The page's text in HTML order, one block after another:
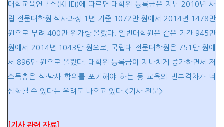
대학교육연구소(KHEI)에 따르면 대학원 등록금은 지난 2010년 사
립 전문대학원 석사과정 1년 기준 1072만 원에서 2014년 1478만
원으로 무려 400만 원가량 올랐다. 일반대학원은 같은 기간 945만
원에서 2014년 1043만 원으로, 국립대 전문대학원은 751만 원에
서 896만 원으로 올랐다. 대학원 등록금이 지나치게 증가하면서 저
소득층은 석·박사 학위를 포기해야 하는 등 교육의 빈부격차가 더
심화될 수 있다는 우려도 나오고 있다.<기사 전문>
[기사 관련 자료]